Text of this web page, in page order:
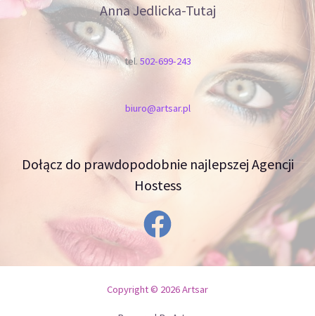
Anna Jedlicka-Tutaj
tel. 502-699-243
biuro@artsar.pl
Dołącz do prawdopodobnie najlepszej Agencji
Hostess
Copyright © 2026 Artsar